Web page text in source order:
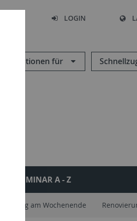
LOGIN
Informationen für
SEMINAR A - Z
Zugang am Wochenende